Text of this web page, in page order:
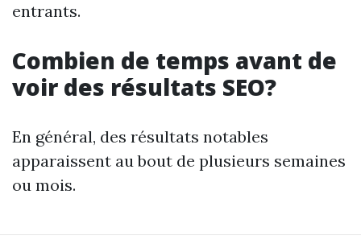
entrants.
Combien de temps avant de
voir des résultats SEO?
En général, des résultats notables
apparaissent au bout de plusieurs semaines
ou mois.